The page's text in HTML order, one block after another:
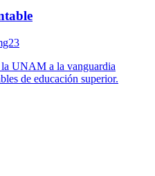
la UNAM a la vanguardia
de educación superior.